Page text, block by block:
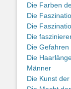
Die Farben
Die
Die
Die
Die
Die
Männer
Die Kunst